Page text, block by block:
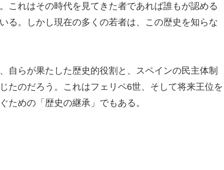
これはその時代を見てきた者であれば誰もが認める
る。しかし現在の多くの若者は、この歴史を知らな
自らが果たした歴史的役割と、スペインの民主体制
たのだろう。これはフェリペ6世、そして将来王位を
ための「歴史の継承」でもある。